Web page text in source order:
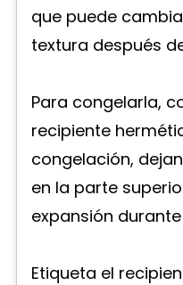
que puede
textura después
Para congelarla,
recipiente
congelación,
en la parte
expansión
Etiqueta el